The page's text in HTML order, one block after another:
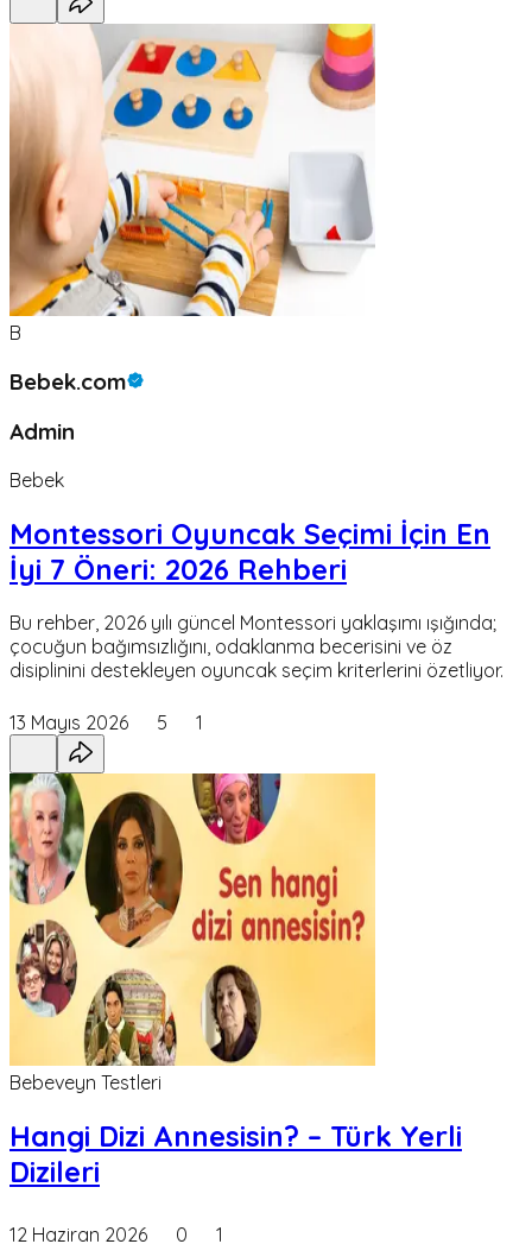
B
Bebek.com
Admin
Bebek
Montessori Oyuncak Seçimi İçin En
İyi 7 Öneri: 2026 Rehberi
Bu rehber, 2026 yılı güncel Montessori yaklaşımı ışığında;
çocuğun bağımsızlığını, odaklanma becerisini ve öz
disiplinini destekleyen oyuncak seçim kriterlerini özetliyor.
13 Mayıs 2026 5 1
Bebeveyn Testleri
Hangi Dizi Annesisin? – Türk Yerli
Dizileri
12 Haziran 2026 0 1